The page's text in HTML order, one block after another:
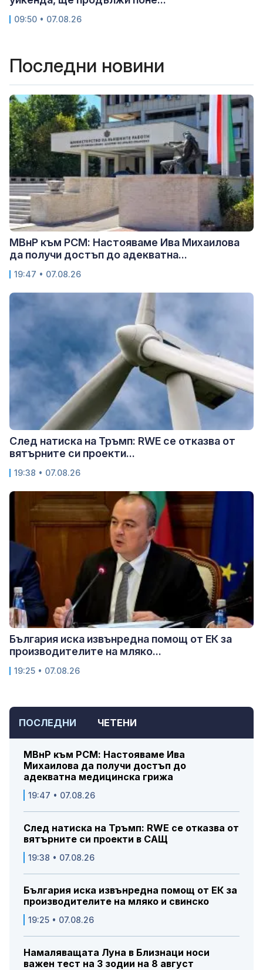
ПОСЛЕДНИ ЧЕТЕНИ
МВнР към РСМ: Настояваме Ива
Михаилова да получи достъп до
адекватна медицинска грижа
19:47 • 07.08.26
След натиска на Тръмп: RWE се отказва от
вятърните си проекти в САЩ
19:38 • 07.08.26
България иска извънредна помощ от ЕК за
производителите на мляко и свинско
19:25 • 07.08.26
Намаляващата Луна в Близнаци носи
важен тест на 3 зодии на 8 август
09:50 • 07.08.26
Последни новини
МВнР към РСМ: Настояваме Ива Михаилова
да получи достъп до адекватна...
19:47 • 07.08.26
След натиска на Тръмп: RWE се отказва от
вятърните си проекти...
19:38 • 07.08.26
България иска извънредна помощ от ЕК за
производителите на мляко...
19:25 • 07.08.26